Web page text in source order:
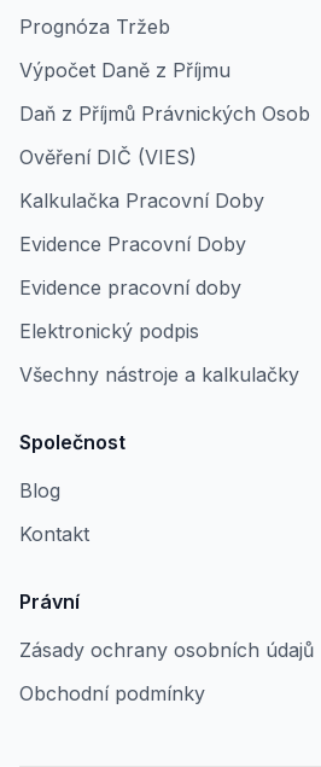
Prognóza Tržeb
Výpočet Daně z Příjmu
Daň z Příjmů Právnických Osob
Ověření DIČ (VIES)
Kalkulačka Pracovní Doby
Evidence Pracovní Doby
Evidence pracovní doby
Elektronický podpis
Všechny nástroje a kalkulačky
Společnost
Blog
Kontakt
Právní
Zásady ochrany osobních údajů
Obchodní podmínky